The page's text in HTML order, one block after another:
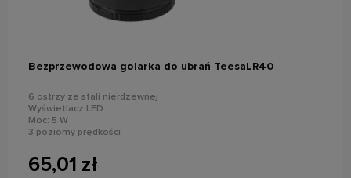
Bezprzewodowa golarka do ubrań TeesaLR40
6 ostrzy ze stali nierdzewnej
Wyświetlacz LED
Moc: 5 W
3 poziomy prędkości
Czas pracy: do 2,5 godz.
65,01 zł